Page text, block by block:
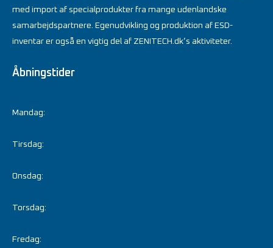
med import af specialprodukter fra mange udenlandske
samarbejdspartnere. Egenudvikling og produktion af ESD-
inventar er også en vigtig del af ZENITECH.dk’s aktiviteter.
Åbningstider
Mandag:
Tirsdag:
Onsdag:
Torsdag:
Fredag: